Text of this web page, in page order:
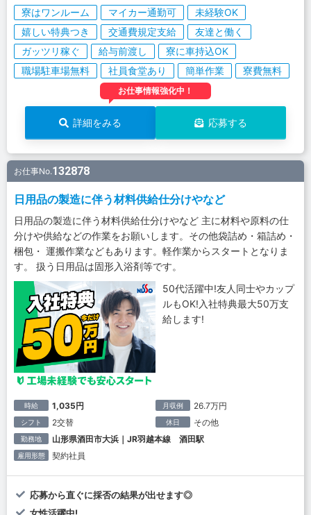
寮はワンルーム マイカー通勤可
未経験OK
嬉しい特典つき
交通費規定支給
友達と働く
ガッツリ稼ぐ
給与前渡し
寮に車持込OK
職場駐車場無料
社員食堂あり 簡単作業 寮費無料
お仕事情報強化中！
詳細をみる 応募する
お仕事No.132878
日用品の製造に伴う材料供給仕分けやなど
日用品の製造に伴う材料供給仕分けやなど 主に材料や原料の仕
分けや供給などの作業をお願いします。その他袋詰め・箱詰め・
梱包・ 運搬作業などもあります。軽作業からスタートとなりま
す。 扱う日用品は固形入浴剤等です。
50代活躍中!友人同士やカップ
ルもOK!入社特典最大50万支
給します!
時給 1,035円 月収例 26.7万円
シフト 2交替 休日 その他
勤務地 山形県酒田市大浜｜JR羽越本線 酒田駅
雇用形態 契約社員
応募から直ぐに採否の結果が出せます◎
女性活躍中!